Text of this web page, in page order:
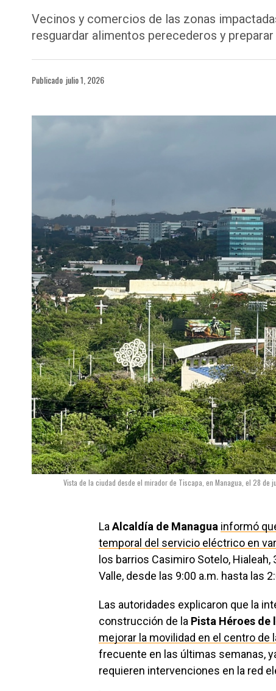
Vecinos y comercios de las zonas
resguardar alimentos perecederos y
Publicado julio 1, 2026
Vista de la ciudad desde el mirador de Tiscapa, en Managua, el 28
La Alcaldía de Managua informó
temporal del servicio eléctrico en
los barrios Casimiro Sotelo,
Valle, desde las 9:00 a.m. hasta las
Las autoridades explicaron que la
construcción de la Pista Héroes de
mejorar la movilidad en el centro de
frecuente en las últimas semanas,
requieren intervenciones en la red